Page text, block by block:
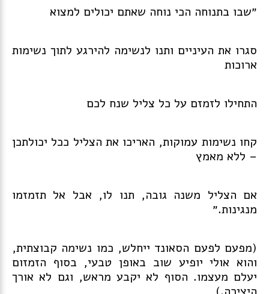
״שבו בתנוחה הכי נוחה שאתם יכולים למצוא
סגרו את העיניים ותנו לנשימה להירגע לתוך נשימות
ארוכות
התחילו לזמזם על כל צליל שנח לכם
קחו נשימות עמוקות, האריכו את הצליל ככל יכולתכן
– ללא מאמץ
אם הצליל משנה גובה, תנו לו, אבל אל תזמזמו
מנגינות.״
(מפעם לפעם הסאונד ייחלש, כמו נשימה קבוצתית,
והוא אולי יופיע שוב באופן טבעי, בסוף הזמזום
יעלם מעצמו. הסוף לא יקבע מראש, וגם לא אורך